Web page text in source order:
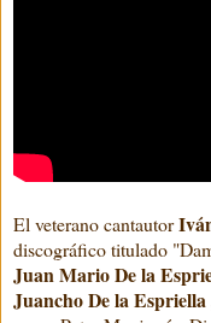
El veterano cantautor
discográfico titulado
Juan Mario De la
Juancho De la Espriella